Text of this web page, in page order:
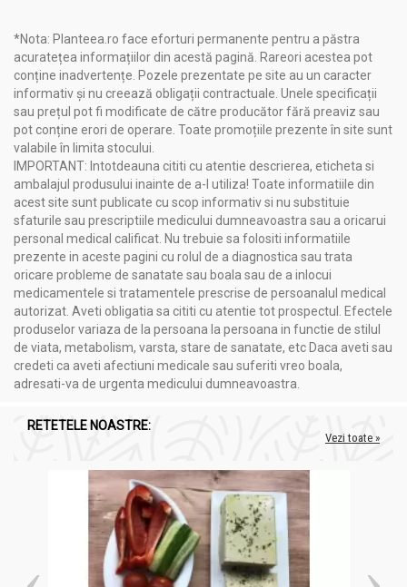
*Nota: Planteea.ro face eforturi permanente pentru a păstra
acuratețea informațiilor din acestă pagină. Rareori acestea pot
conține inadvertențe. Pozele prezentate pe site au un caracter
informativ și nu creează obligații contractuale. Unele specificații
sau prețul pot fi modificate de către producător fără preaviz sau
pot conține erori de operare. Toate promoțiile prezente în site sunt
valabile în limita stocului.
IMPORTANT: Intotdeauna cititi cu atentie descrierea, eticheta si
ambalajul produsului inainte de a-l utiliza! Toate informatiile din
acest site sunt publicate cu scop informativ si nu substituie
sfaturile sau prescriptiile medicului dumneavoastra sau a oricarui
personal medical calificat. Nu trebuie sa folositi informatiile
prezente in aceste pagini cu rolul de a diagnostica sau trata
oricare probleme de sanatate sau boala sau de a inlocui
medicamentele si tratamentele prescrise de persoanalul medical
autorizat. Aveti obligatia sa cititi cu atentie tot prospectul. Efectele
produselor variaza de la persoana la persoana in functie de stilul
de viata, metabolism, varsta, stare de sanatate, etc Daca aveti sau
credeti ca aveti afectiuni medicale sau suferiti vreo boala,
adresati-va de urgenta medicului dumneavoastra.
RETETELE NOASTRE:
Vezi toate »